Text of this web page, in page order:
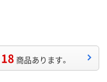
18 商品あります。